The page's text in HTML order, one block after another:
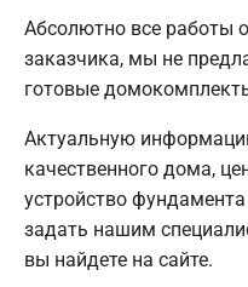
Абсолютно все работы
заказчика, мы не
готовые
Актуальную
качественного дома,
устройство
задать нашим
вы найдете на сайте.